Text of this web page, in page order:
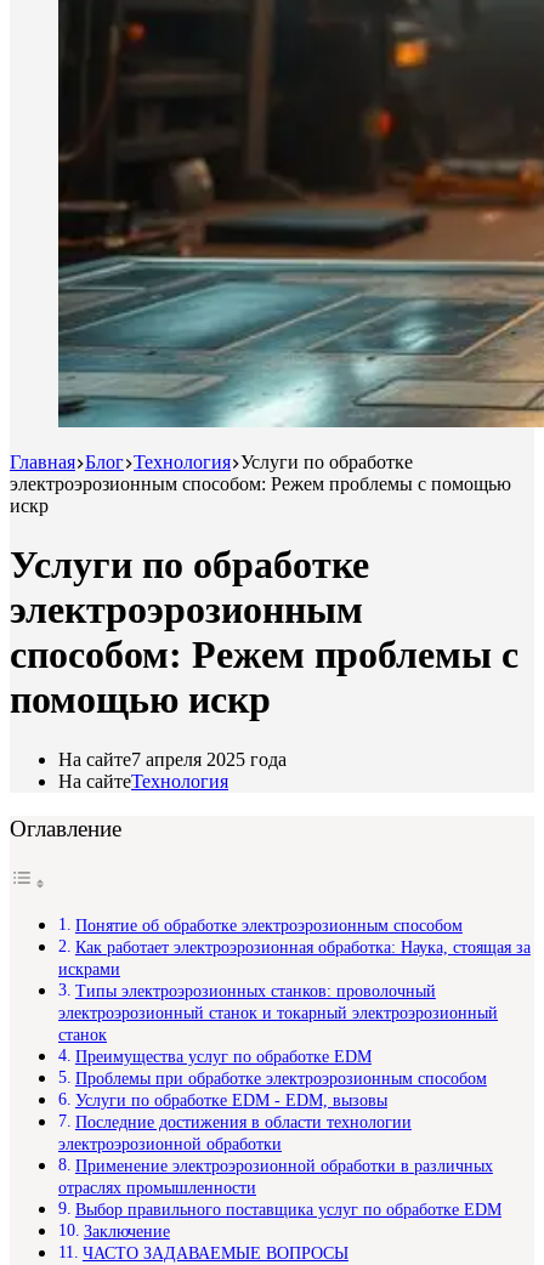
Главная Блог Технология Услуги по обработке
электроэрозионным способом: Режем проблемы с помощью
искр
Услуги по обработке
электроэрозионным
способом: Режем проблемы с
помощью искр
На сайте7 апреля 2025 года
На сайтеТехнология
Оглавление
Понятие об обработке электроэрозионным способом
Как работает электроэрозионная обработка: Наука, стоящая за
искрами
Типы электроэрозионных станков: проволочный
электроэрозионный станок и токарный электроэрозионный
станок
Преимущества услуг по обработке EDM
Проблемы при обработке электроэрозионным способом
Услуги по обработке EDM - EDM, вызовы
Последние достижения в области технологии
электроэрозионной обработки
Применение электроэрозионной обработки в различных
отраслях промышленности
Выбор правильного поставщика услуг по обработке EDM
Заключение
ЧАСТО ЗАДАВАЕМЫЕ ВОПРОСЫ